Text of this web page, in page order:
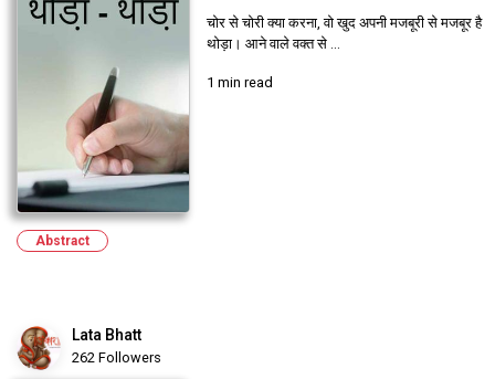
चोर से चोरी क्या करना, वो खुद अपनी मजबूरी से मजबूर है
थोड़ा। आने वाले वक्त से ...
1 min read
Abstract
Lata Bhatt
262 Followers